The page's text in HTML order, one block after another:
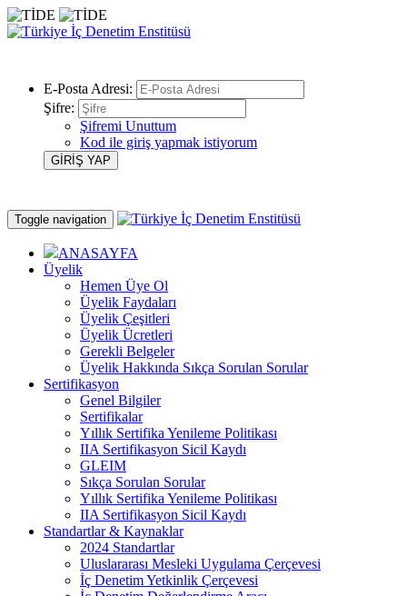
E-Posta Adresi:
Şifre:
Şifremi Unuttum
Kod ile giriş yapmak istiyorum
Toggle navigation
ANASAYFA
Üyelik
Hemen Üye Ol
Üyelik Faydaları
Üyelik Çeşitleri
Üyelik Ücretleri
Gerekli Belgeler
Üyelik Hakkında Sıkça Sorulan Sorular
Sertifikasyon
Genel Bilgiler
Sertifikalar
Yıllık Sertifika Yenileme Politikası
IIA Sertifikasyon Sicil Kaydı
GLEIM
Sıkça Sorulan Sorular
Yıllık Sertifika Yenileme Politikası
IIA Sertifikasyon Sicil Kaydı
Standartlar & Kaynaklar
2024 Standartlar
Uluslararası Mesleki Uygulama Çerçevesi
İç Denetim Yetkinlik Çerçevesi